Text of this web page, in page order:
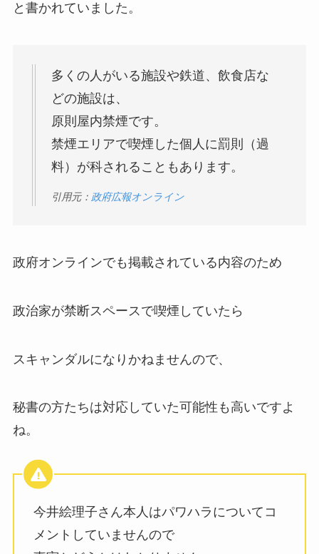
と書かれていました。
多くの人がいる施設や鉄道、飲食店な
どの施設は、
原則屋内禁煙です。
禁煙エリアで喫煙した個人に罰則（過
料）が科されることもあります。
引用元： 政府広報オンライン
政府オンラインでも掲載されている内容のため
政治家が禁断スペースで喫煙していたら
スキャンダルになりかねませんので、
秘書の方たちは対応していた可能性も高いですよ
ね。
今井絵理子さん本人はパワハラについてコ
メントしていませんので